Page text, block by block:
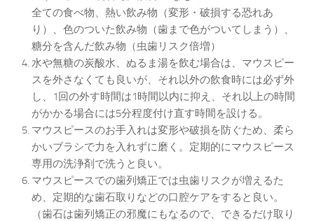
全ての食べ物、熱い飲み物（変形・破損する恐れあ
り）、色のついた飲み物（歯まで色がついてしまう）、
糖分を含んだ飲み物（虫歯リスク倍増）
水や無糖の炭酸水、ぬるま湯を飲む場合は、マウスピー
スを外さなくても良いが、それ以外の飲食時には必ず外
し、1回の外す時間は1時間以内に抑え、それ以上の時間
がかかる場合には5分程度付け直す時間を設ける。
マウスピースのお手入れは変形や破損を防ぐため、柔ら
かいブラシで力を入れずに磨く。定期的にマウスピース
専用の洗浄剤で洗うと良い。
マウスピースでの歯列矯正では虫歯リスクが増えるた
め、定期的な歯石取りなどの口腔ケアをすると良い。
（歯石は歯列矯正の邪魔にもなるので、できるだけ取り